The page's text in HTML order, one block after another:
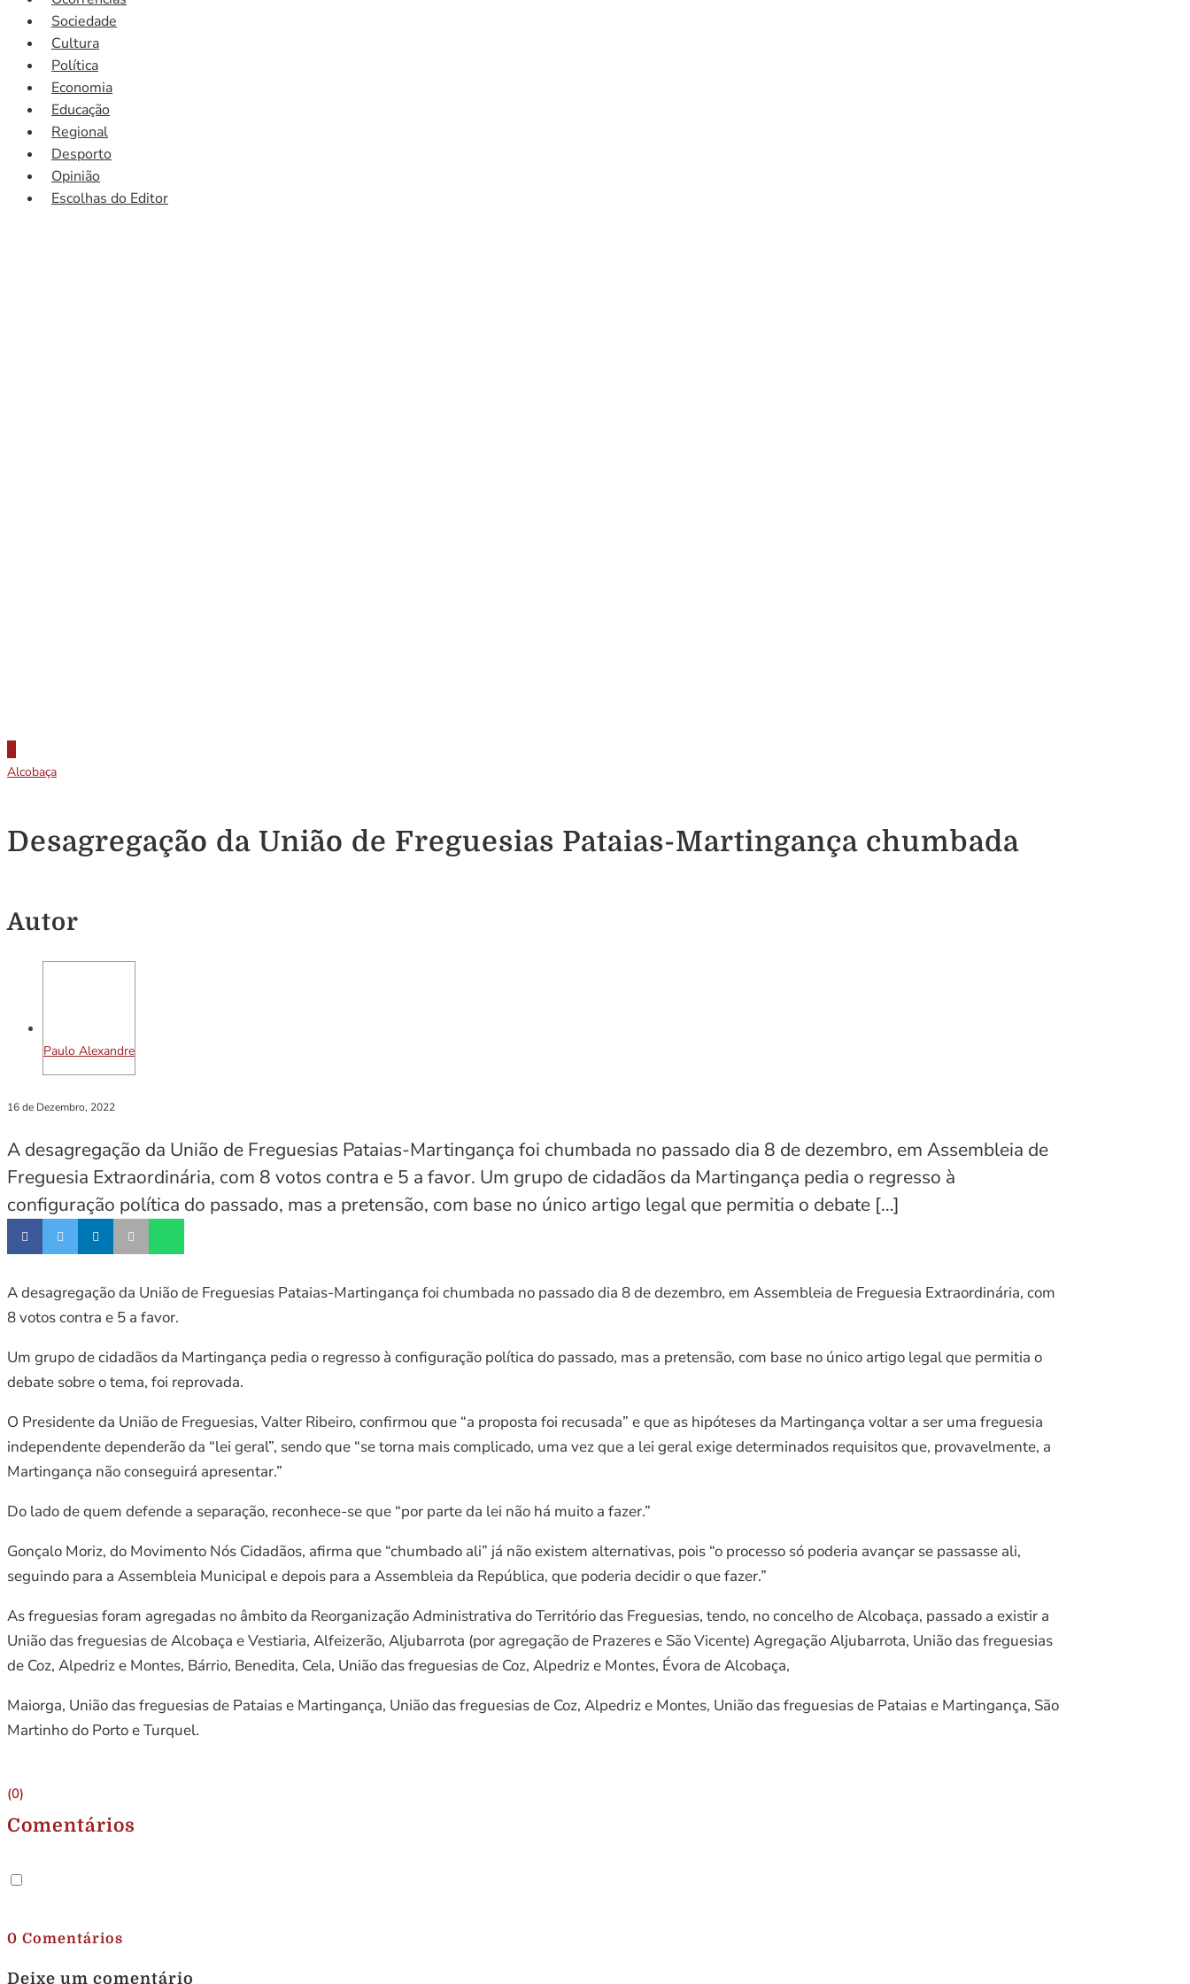
Sociedade
Cultura
Política
Economia
Educação
Regional
Desporto
Opinião
Escolhas do Editor
Alcobaça
Desagregação da União de Freguesias Pataias-Martingança chumbada
Autor
Paulo Alexandre
16 de Dezembro, 2022
A desagregação da União de Freguesias Pataias-Martingança foi chumbada no passado dia 8 de dezembro, em Assembleia de
Freguesia Extraordinária, com 8 votos contra e 5 a favor. Um grupo de cidadãos da Martingança pedia o regresso à
configuração política do passado, mas a pretensão, com base no único artigo legal que permitia o debate […]
A desagregação da União de Freguesias Pataias-Martingança foi chumbada no passado dia 8 de dezembro, em Assembleia de Freguesia Extraordinária, com
8 votos contra e 5 a favor.
Um grupo de cidadãos da Martingança pedia o regresso à configuração política do passado, mas a pretensão, com base no único artigo legal que permitia o
debate sobre o tema, foi reprovada.
O Presidente da União de Freguesias, Valter Ribeiro, confirmou que “a proposta foi recusada” e que as hipóteses da Martingança voltar a ser uma freguesia
independente dependerão da “lei geral”, sendo que “se torna mais complicado, uma vez que a lei geral exige determinados requisitos que, provavelmente, a
Martingança não conseguirá apresentar.”
Do lado de quem defende a separação, reconhece-se que “por parte da lei não há muito a fazer.”
Gonçalo Moriz, do Movimento Nós Cidadãos, afirma que “chumbado ali” já não existem alternativas, pois “o processo só poderia avançar se passasse ali,
seguindo para a Assembleia Municipal e depois para a Assembleia da República, que poderia decidir o que fazer.”
As freguesias foram agregadas no âmbito da Reorganização Administrativa do Território das Freguesias, tendo, no concelho de Alcobaça, passado a existir a
União das freguesias de Alcobaça e Vestiaria, Alfeizerão, Aljubarrota (por agregação de Prazeres e São Vicente) Agregação Aljubarrota, União das freguesias
de Coz, Alpedriz e Montes, Bárrio, Benedita, Cela, União das freguesias de Coz, Alpedriz e Montes, Évora de Alcobaça,
Maiorga, União das freguesias de Pataias e Martingança, União das freguesias de Coz, Alpedriz e Montes, União das freguesias de Pataias e Martingança, São
Martinho do Porto e Turquel.
(0)
Comentários
0 Comentários
Deixe um comentário